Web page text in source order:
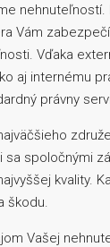
Vám
Vďaka
aj internému
právny
sa spoločnými
kvality.
škodu.
Vašej